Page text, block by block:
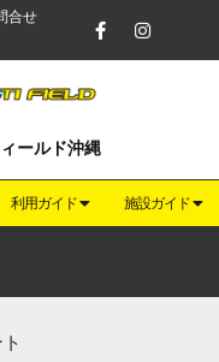
合せ
ールド沖縄
利用ガイド 施設ガイド